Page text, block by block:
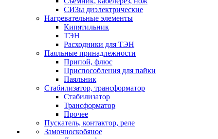
СИЗы диэлектрические
Нагревательные элементы
Кипятильник
ТЭН
Расходники для ТЭН
Паяльные принадлежности
Припой, флюс
Приспособления для пайки
Паяльник
Стабилизатор, трансформатор
Стабилизатор
Трансформатор
Прочее
Пускатель, контактор, реле
Замочноскобяное